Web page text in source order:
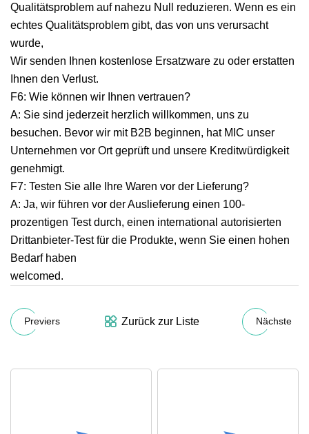
Qualitätsproblem auf nahezu Null reduzieren. Wenn es ein
echtes Qualitätsproblem gibt, das von uns verursacht
wurde,
Wir senden Ihnen kostenlose Ersatzware zu oder erstatten
Ihnen den Verlust.
F6: Wie können wir Ihnen vertrauen?
A: Sie sind jederzeit herzlich willkommen, uns zu
besuchen. Bevor wir mit B2B beginnen, hat MIC unser
Unternehmen vor Ort geprüft und unsere Kreditwürdigkeit
genehmigt.
F7: Testen Sie alle Ihre Waren vor der Lieferung?
A: Ja, wir führen vor der Auslieferung einen 100-
prozentigen Test durch, einen international autorisierten
Drittanbieter-Test für die Produkte, wenn Sie einen hohen
Bedarf haben
welcomed.
Previers Zurück zur Liste Nächste